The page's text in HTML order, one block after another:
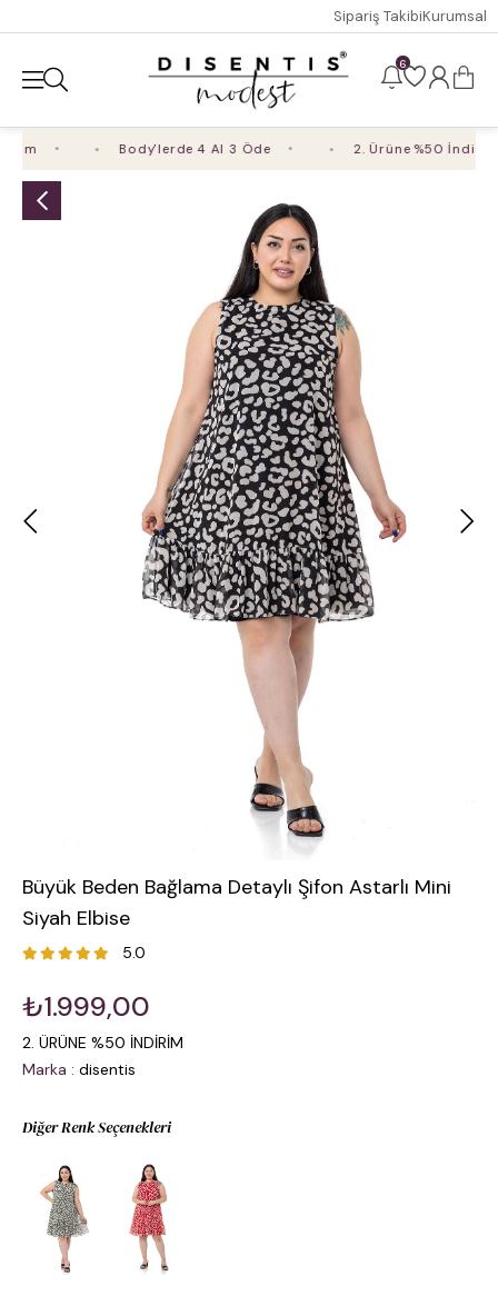
Sipariş TakibiKurumsal
6
Body'lerde 4 Al 3 Öde 2. Ürüne %50 İndirim
Büyük Beden Bağlama Detaylı Şifon Astarlı Mini
Siyah Elbise
5.0
₺1.999,00
2. ÜRÜNE %50 İNDİRİM
Marka : disentis
Diğer Renk Seçenekleri